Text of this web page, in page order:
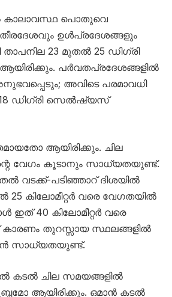
കാലാവസ്ഥ പൊതുവെ
തീരദേശവും ഉൾപ്രദേശങ്ങളും
താപനില 23 മുതൽ 25 ഡിഗ്രി
പർവതപ്രദേശങ്ങളിൽ
അവിടെ പരമാവധി
ഡിഗ്രി സെൽഷ്യസ്
ആയിരിക്കും. ചില
വേഗം കൂടാനും സാധ്യതയുണ്ട്.
വടക്ക്-പടിഞ്ഞാറ് ദിശയിൽ
25 കിലോമീറ്റർ വരെ വേഗതയിൽ
ഇത് 40 കിലോമീറ്റർ വരെ
കാരണം തുറസ്സായ സ്ഥലങ്ങളിൽ
സാധ്യതയുണ്ട്.
കടൽ ചില സമയങ്ങളിൽ
ആയിരിക്കും. ഒമാൻ കടൽ